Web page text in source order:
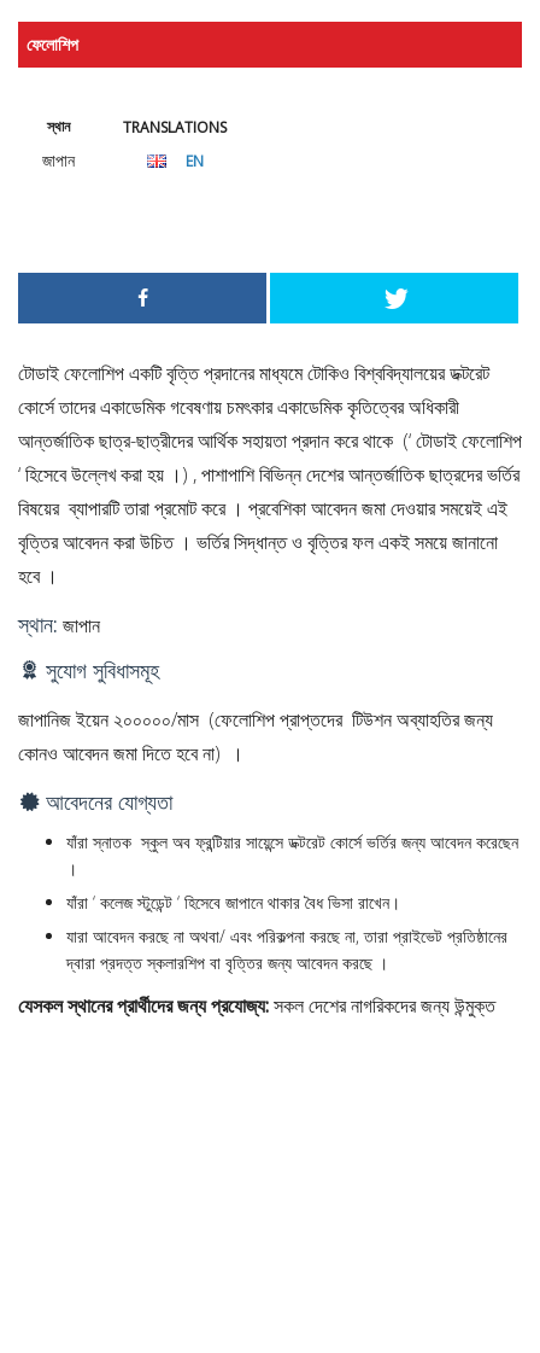
ফেলোশিপ
স্থান
জাপান
TRANSLATIONS
EN
টোডাই ফেলোশিপ একটি বৃত্তি প্রদানের মাধ্যমে টোকিও বিশ্ববিদ্যালয়ের ডক্টরেট
কোর্সে তাদের একাডেমিক গবেষণায় চমৎকার একাডেমিক কৃতিত্বের অধিকারী
আন্তর্জাতিক ছাত্র-ছাত্রীদের আর্থিক সহায়তা প্রদান করে থাকে (‘ টোডাই ফেলোশিপ
‘ হিসেবে উল্লেখ করা হয় ।) , পাশাপাশি বিভিন্ন দেশের আন্তর্জাতিক ছাত্রদের ভর্তির
বিষয়ের ব্যাপারটি তারা প্রমোট করে । প্রবেশিকা আবেদন জমা দেওয়ার সময়েই এই
বৃত্তির আবেদন করা উচিত । ভর্তির সিদ্ধান্ত ও বৃত্তির ফল একই সময়ে জানানো
হবে ।
স্থান: জাপান
সুযোগ সুবিধাসমূহ
জাপানিজ ইয়েন ২০০০০০/মাস (ফেলোশিপ প্রাপ্তদের টিউশন অব্যাহতির জন্য
কোনও আবেদন জমা দিতে হবে না) ।
আবেদনের যোগ্যতা
যাঁরা স্নাতক স্কুল অব ফ্রন্টিয়ার সায়েন্সে ডক্টরেট কোর্সে ভর্তির জন্য আবেদন করেছেন
।
যাঁরা ‘ কলেজ স্টুডেন্ট ‘ হিসেবে জাপানে থাকার বৈধ ভিসা রাখেন।
যারা আবেদন করছে না অথবা/ এবং পরিকল্পনা করছে না, তারা প্রাইভেট প্রতিষ্ঠানের
দ্বারা প্রদত্ত স্কলারশিপ বা বৃত্তির জন্য আবেদন করছে ।
যেসকল স্থানের প্রার্থীদের জন্য প্রযোজ্য:সকল দেশের নাগরিকদের জন্য উন্মুক্ত